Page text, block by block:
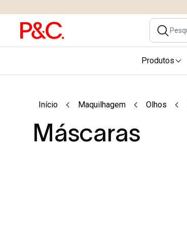
Produtos
Início Maquilhagem Olhos
Máscaras